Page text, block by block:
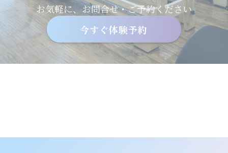
お気軽に、お問合せ・ご予約ください
今すぐ体験予約